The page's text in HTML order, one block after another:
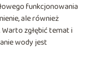
funkcjonowania
ale również
zgłębić temat i
wody jest